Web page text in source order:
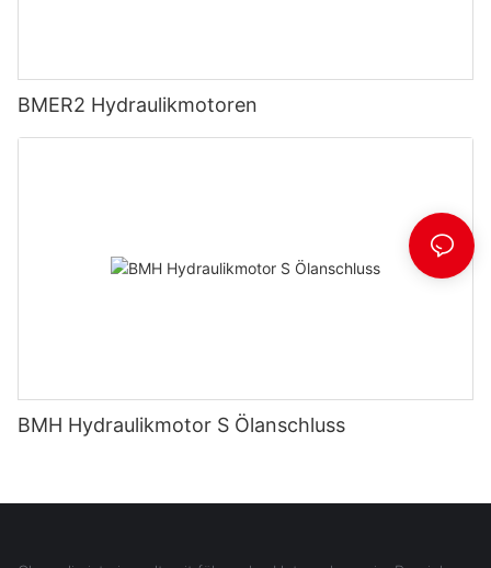
BMER2 Hydraulikmotoren
BMH Hydraulikmotor S Ölanschluss